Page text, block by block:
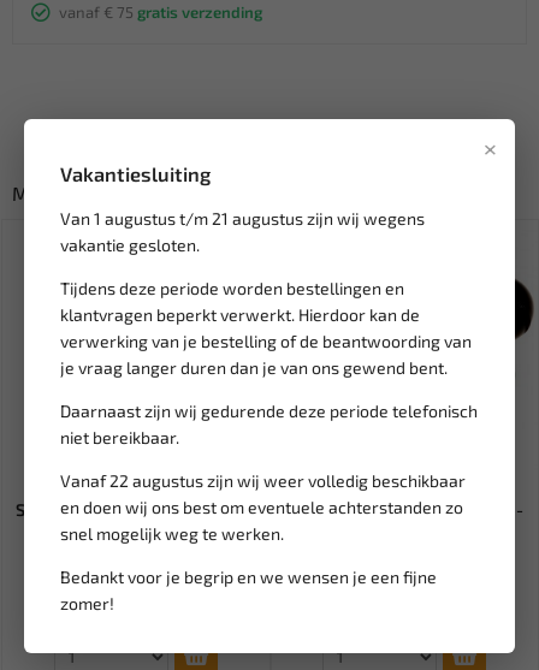
×
Vakantiesluiting
Van 1 augustus t/m 21 augustus zijn wij wegens
vakantie gesloten.
Tijdens deze periode worden bestellingen en
klantvragen beperkt verwerkt. Hierdoor kan de
verwerking van je bestelling of de beantwoording van
je vraag langer duren dan je van ons gewend bent.
Daarnaast zijn wij gedurende deze periode telefonisch
niet bereikbaar.
Vanaf 22 augustus zijn wij weer volledig beschikbaar
en doen wij ons best om eventuele achterstanden zo
snel mogelijk weg te werken.
Bedankt voor je begrip en we wensen je een fijne
zomer!
vanaf € 75 gratis verzending
Misschien ook interessant:
Leverbaar
Steekzekering maxi 30A (5 st.)
SF9030
14,06
Ex. btw: € 11,62
SALE!
Leverbaar
BGS Blokkeerset VAG 1.2 - 1.4 -
21,32
25,08